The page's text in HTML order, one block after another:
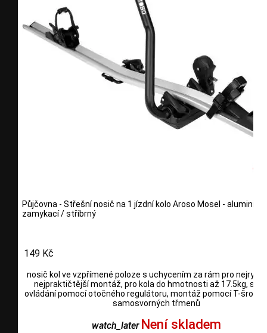
Půjčovna - Střešní nosič na 1 jízdní kolo Aroso Mosel -
zamykací / stříbrný
149 Kč
nosič kol ve vzpřímené poloze s uchycením za rám pro
nejpraktičtější montáž, pro kola do hmotnosti až 17.5kg,
ovládání pomocí otočného regulátoru, montáž pomocí T-
samosvorných třmenů
watch_later Není skladem